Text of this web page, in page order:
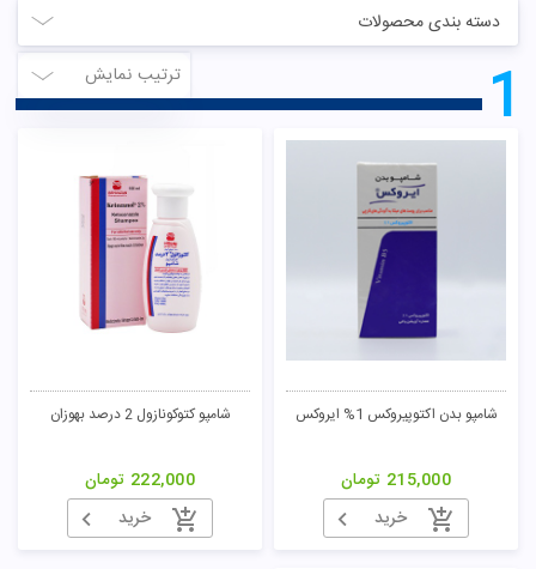
دسته بندی محصولات
ترتیب نمایش
1
شامپو بدن اکتوپیروکس 1% ایروکس
215,000 تومان
خرید
شامپو کتوکونازول 2 درصد بهوزان
222,000 تومان
خرید